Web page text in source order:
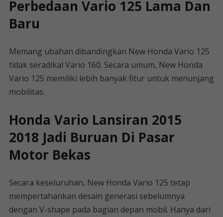
Perbedaan Vario 125 Lama Dan
Baru
Memang ubahan dibandingkan New Honda Vario 125
tidak seradikal Vario 160. Secara umum, New Honda
Vario 125 memiliki lebih banyak fitur untuk menunjang
mobilitas.
Honda Vario Lansiran 2015
2018 Jadi Buruan Di Pasar
Motor Bekas
Secara keseluruhan, New Honda Vario 125 tetap
mempertahankan desain generasi sebelumnya
dengan V-shape pada bagian depan mobil. Hanya dari